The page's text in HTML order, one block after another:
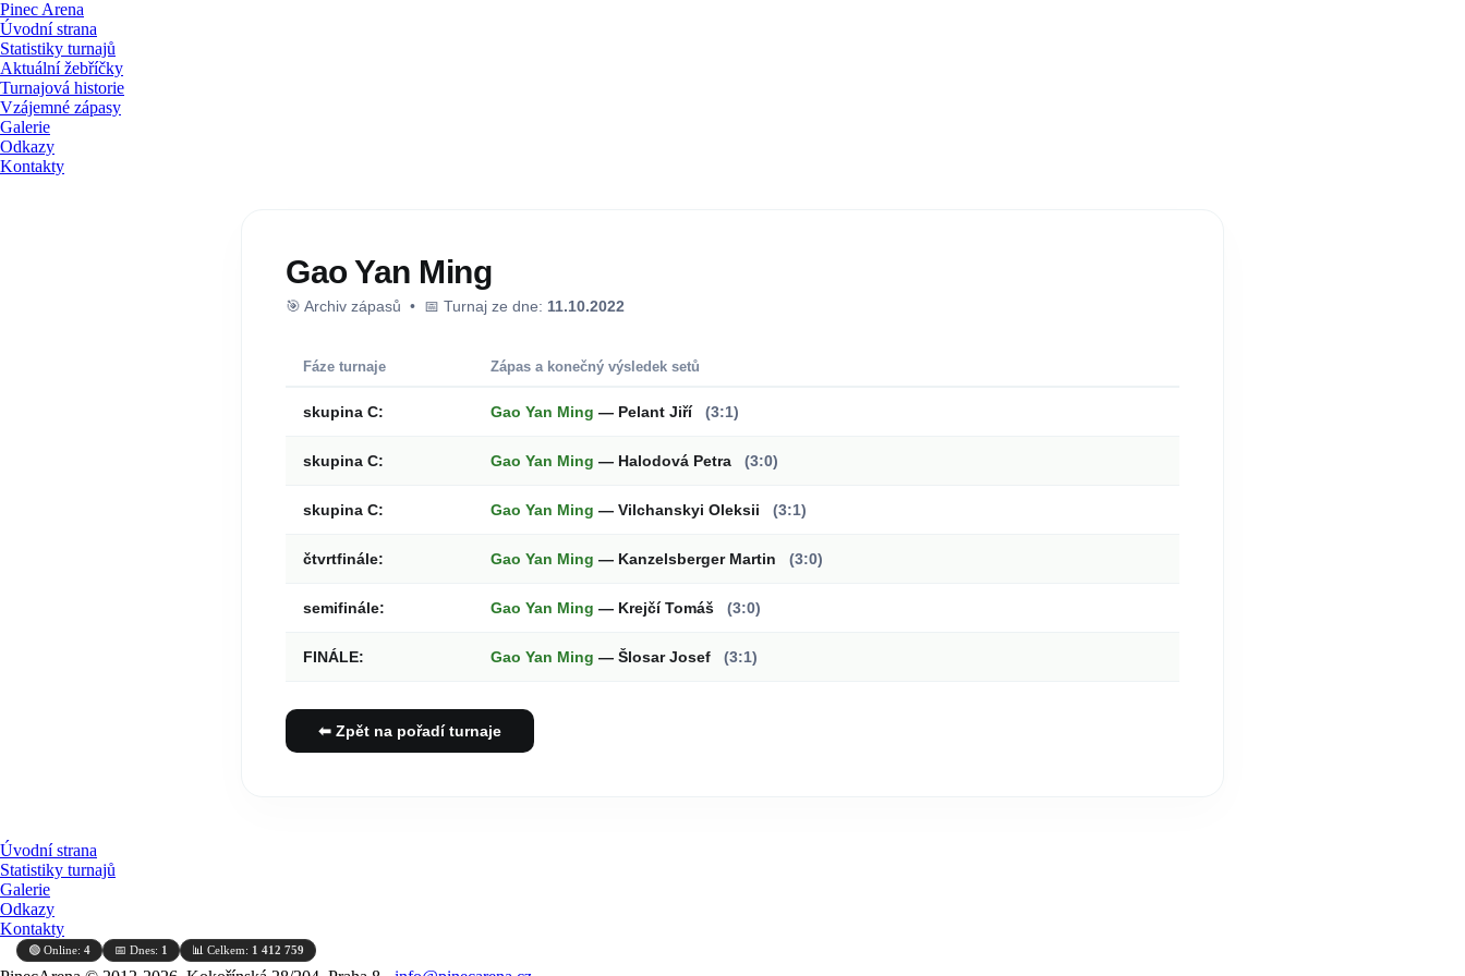
Pinec Arena
Úvodní strana
Statistiky turnajů
Aktuální žebříčky
Turnajová historie
Vzájemné zápasy
Galerie
Odkazy
Kontakty
Gao Yan Ming
🎯 Archiv zápasů • 📅 Turnaj ze dne: 11.10.2022
Fáze turnaje Zápas a konečný výsledek setů
skupina C: Gao Yan Ming — Pelant Jiří (3:1)
skupina C: Gao Yan Ming — Halodová Petra (3:0)
skupina C: Gao Yan Ming — Vilchanskyi Oleksii (3:1)
čtvrtfinále: Gao Yan Ming — Kanzelsberger Martin (3:0)
semifinále: Gao Yan Ming — Krejčí Tomáš (3:0)
FINÁLE: Gao Yan Ming — Šlosar Josef (3:1)
⬅ Zpět na pořadí turnaje
Úvodní strana
Statistiky turnajů
Galerie
Odkazy
Kontakty
🟢 Online: 4 📅 Dnes: 1 📊 Celkem: 1 412 759